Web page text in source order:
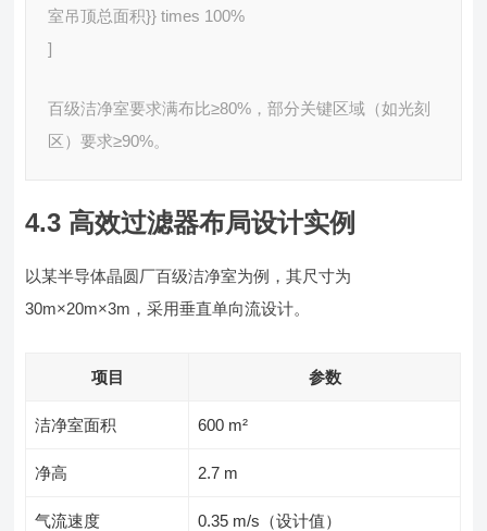
室吊顶总面积}} times 100%
]
百级洁净室要求满布比≥80%，部分关键区域（如光刻
区）要求≥90%。
4.3 高效过滤器布局设计实例
以某半导体晶圆厂百级洁净室为例，其尺寸为
30m×20m×3m，采用垂直单向流设计。
项目 参数
洁净室面积 600 m²
净高 2.7 m
气流速度 0.35 m/s（设计值）